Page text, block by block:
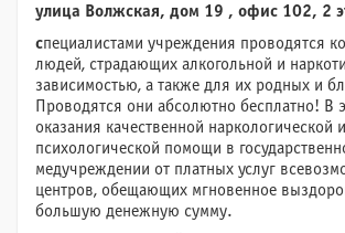
улица Волжская, дом 19 , офис 102, 2
специалистами учреждения проводятся
людей, страдающих алкогольной и
зависимостью, а также для их родных и
Проводятся они абсолютно бесплатно! В
оказания качественной наркологической и
психологической помощи в
медучреждении от платных услуг
центров, обещающих мгновенное
большую денежную сумму.